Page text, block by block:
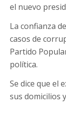
el nuevo
La confianza
casos de
Partido
política.
Se dice que el
sus domicilios